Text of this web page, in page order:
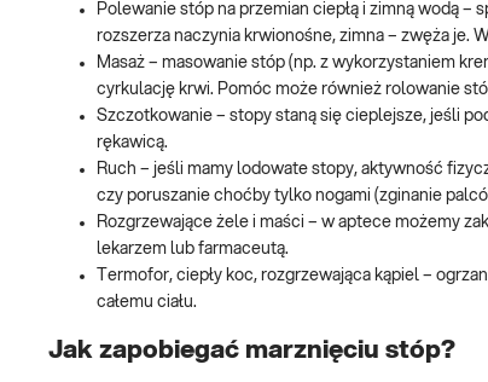
Polewanie stóp na przemian ciepłą i zimną wodą –
rozszerza naczynia krwionośne, zimna – zwęża je.
Masaż – masowanie stóp (np. z wykorzystaniem
cyrkulację krwi. Pomóc może również rolowanie
Szczotkowanie – stopy staną się cieplejsze, jeśli
rękawicą.
Ruch – jeśli mamy lodowate stopy, aktywność
czy poruszanie choćby tylko nogami (zginanie
Rozgrzewające żele i maści – w aptece możemy
lekarzem lub farmaceutą.
Termofor, ciepły koc, rozgrzewająca kąpiel –
całemu ciału.
Jak zapobiegać marznięciu stóp?